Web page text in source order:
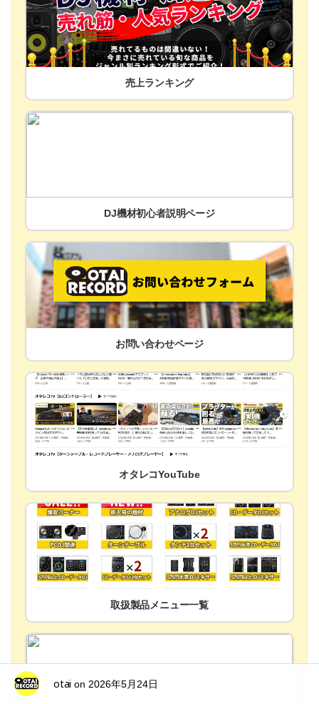
売上ランキング
DJ機材初心者説明ページ
お問い合わせページ
オタレコYouTube
取扱製品メニュー一覧
otai on 2026年5月24日